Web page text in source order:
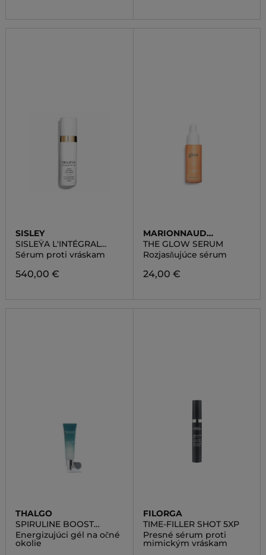
SISLEY
SISLEŸA L'INTÉGRAL
ANTI-AGE WRINKLE
CONCENTRATED SERUM
Sérum proti vráskam
540,00 €
MARIONNAUD
SKINCARE
THE GLOW SERUM
Rozjasňujúce sérum
24,00 €
THALGO
SPIRULINE BOOST
SERUM
Energizujúci gél na očné
okolie
FILORGA
TIME-FILLER SHOT 5XP
Presné sérum proti
mimickým vráskam